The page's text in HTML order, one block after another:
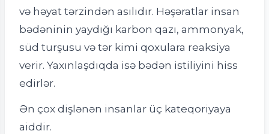
və həyat tərzindən asılıdır. Həşəratlar insan
bədəninin yaydığı karbon qazı, ammonyak,
süd turşusu və tər kimi qoxulara reaksiya
verir. Yaxınlaşdıqda isə bədən istiliyini hiss
edirlər.
Ən çox dişlənən insanlar üç kateqoriyaya
aiddir.